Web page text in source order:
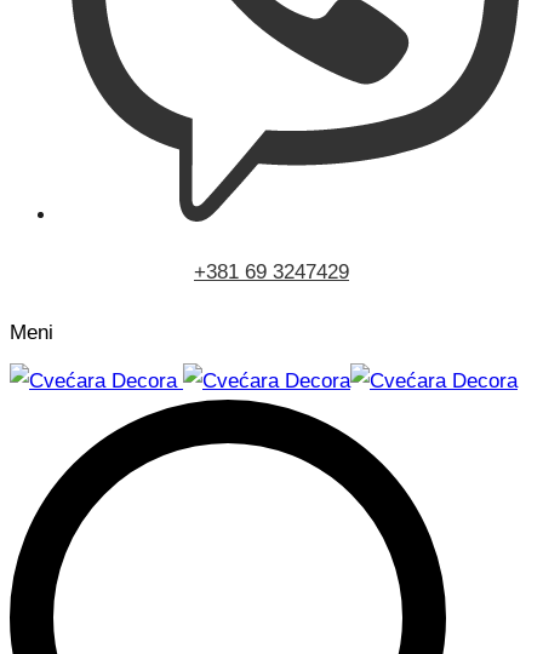
+381 69 3247429
Meni